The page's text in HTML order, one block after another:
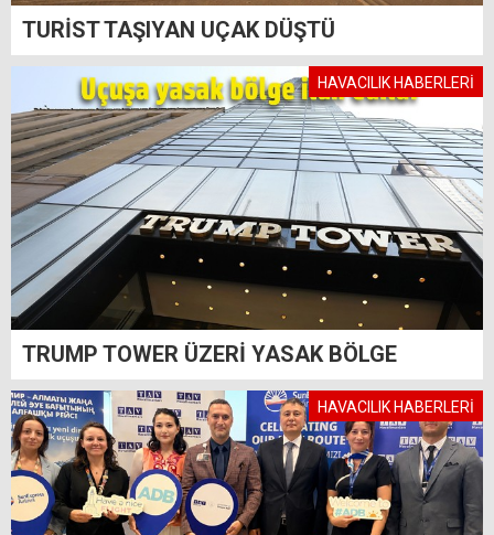
TURİST TAŞIYAN UÇAK DÜŞTÜ
HAVACILIK HABERLERİ
TRUMP TOWER ÜZERİ YASAK BÖLGE
HAVACILIK HABERLERİ